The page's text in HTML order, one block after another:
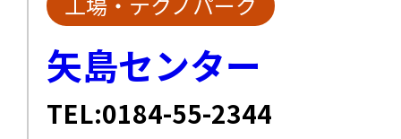
矢島センター
TEL:0184-55-2344